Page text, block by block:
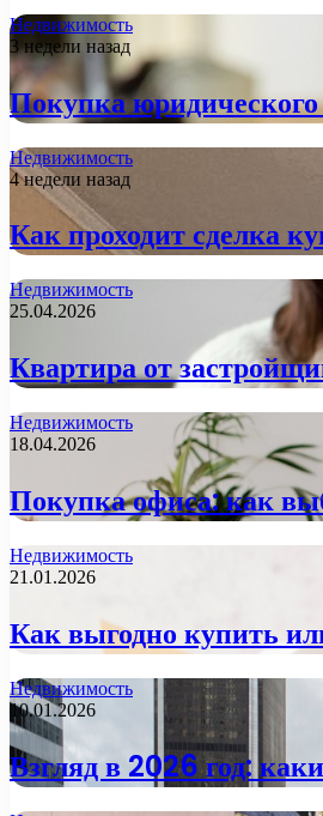
Недвижимость
3 недели назад
Покупка
Недвижимость
4 недели назад
Как проходит сделка
Недвижимость
25.04.2026
Квартира от
Недвижимость
18.04.2026
Покупка офиса: как
Недвижимость
21.01.2026
Как выгодно купить
Недвижимость
10.01.2026
Взгляд в 2026 год: